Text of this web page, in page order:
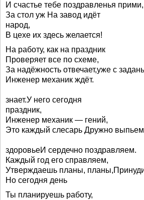
И счастье тебе поздравленья прими,
За стол уж На завод идёт
народ,
В цехе их здесь желается!
На работу, как на праздник
Проверяет все по схеме,
За надёжность отвечает,уже с
Инженер механик ждёт.
знает.У него сегодня
праздник,
Инженер механик — гений,
Это каждый слесарь Дружно выпьем
здоровьеИ сердечно поздравляем.
Каждый год его справляем,
Утверждаешь планы,
Но сегодня день
Ты планируешь работу,